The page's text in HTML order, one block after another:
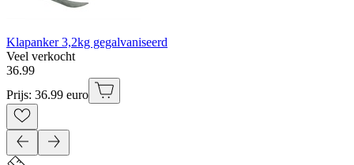
Klapanker 3,2kg gegalvaniseerd
Veel verkocht
36.99
Prijs: 36.99 euro